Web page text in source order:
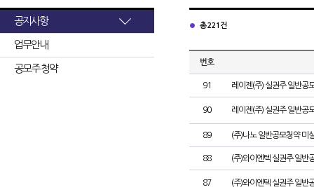
공지사항
업무안내
공모주 청약
총 221건
번호
91 레이젠(주) 실권주 일반공
90 레이젠(주) 실권주 일반공
89 (주)나노 일반공모청약 미
88 (주)와이엔텍 실권주 일반
87 (주)와이엔텍 실권주 일반